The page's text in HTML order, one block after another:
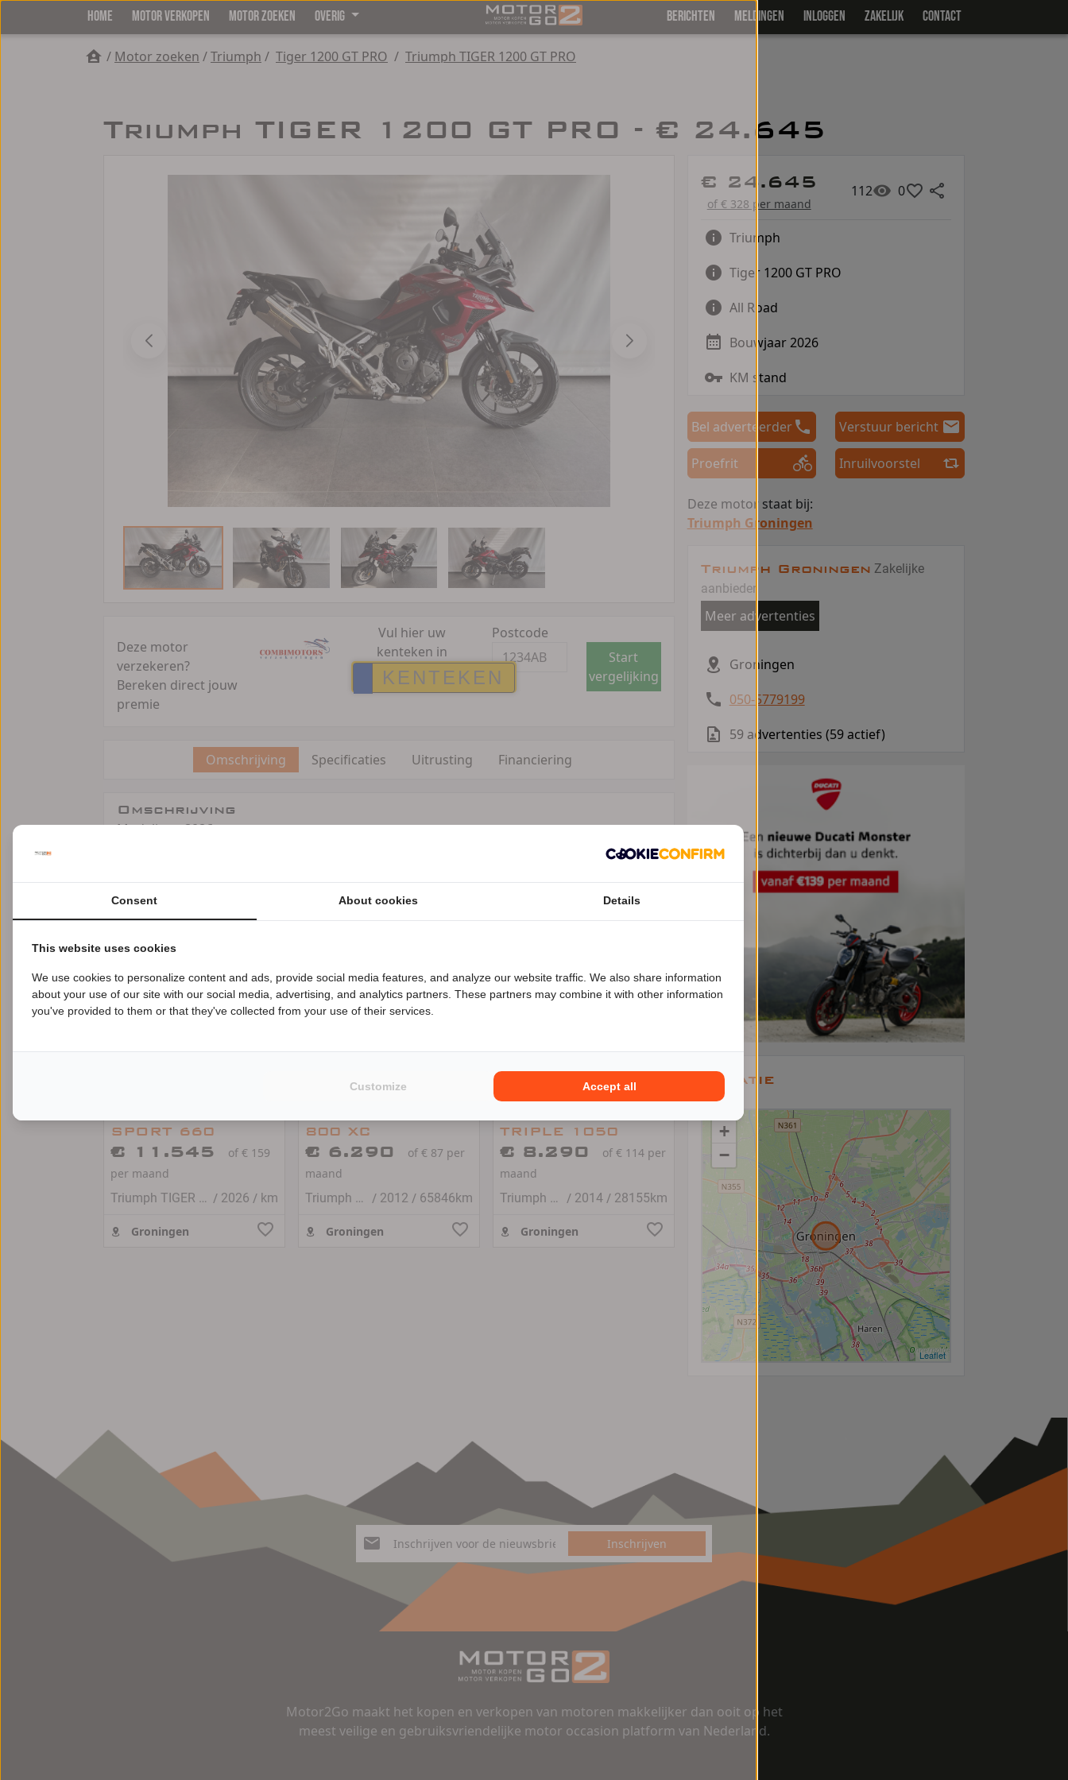
HOME MOTOR VERKOPEN MOTOR ZOEKEN OVERIG BERICHTEN MELDINGEN INLOGGEN ZAKELIJK CONTACT
/ Motor zoeken /Triumph / Tiger 1200 GT PRO / Triumph TIGER 1200 GT PRO
Triumph TIGER 1200 GT PRO - € 24.645
Deze motor
verzekeren?
Bereken direct jouw
premie
Vul hier uw
kenteken in
Postcode
Start
vergelijking
Omschrijving Specificaties Uitrusting Financiering
Omschrijving
Modeljaar:2026
(0)1455 251700 www.triumph.co.uk Triumph.Benelux@triumph.co.uk
Vergelijkbare advertenties
SPORT 660
€ 11.545
of € 159
per maand
Triumph TIGER SPORT 660 / 2026 / km
Groningen
800 XC
€ 6.290
of € 87 per
maand
Triumph TIGER 800 XC
/ 2012 / 65846km
Groningen
TRIPLE 1050
€ 8.290
of € 114 per
maand
Triumph SPEED TRIPLE 1050
/ 2014 / 28155km
Groningen
€ 24.645
of € 328 per maand
112 0
Triumph
Tiger 1200 GT PRO
All Road
Bouwjaar 2026
KM stand
Bel adverteerder Verstuur bericht
Proefrit Inruilvoorstel
Deze motor staat bij:
Triumph Groningen
Triumph Groningen Zakelijke
aanbieder
Meer advertenties
Groningen
050-5779199
59 advertenties (59 actief)
Locatie
+
−
Leaflet
Benieuwd naar de speciale Motor2go prijs? Bel 050-5779199
Inschrijven
Motor2Go maakt het kopen en verkopen van motoren makkelijker dan ooit op het
meest veilige en gebruiksvriendelijke motor occasion platform van Nederland.
Consent About cookies Details
This website uses cookies
We use cookies to personalize content and ads, provide social media features, and analyze our website traffic. We also share information
about your use of our site with our social media, advertising, and analytics partners. These partners may combine it with other information
you've provided to them or that they've collected from your use of their services.
Customize Accept all